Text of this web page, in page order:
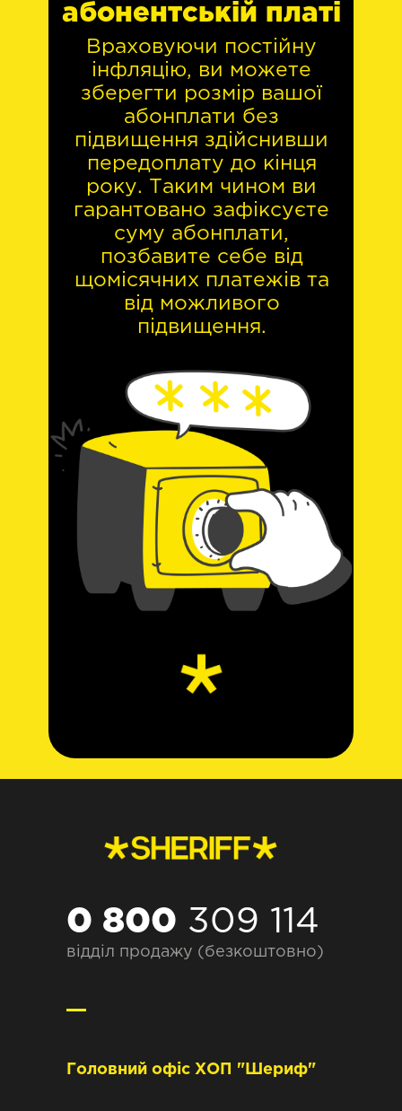
абонентській платі
Враховуючи постійну
інфляцію, ви можете
зберегти розмір вашої
абонплати без
підвищення здійснивши
передоплату до кінця
року. Таким чином ви
гарантовано зафіксуєте
суму абонплати,
позбавите себе від
щомісячних платежів та
від можливого
підвищення.
0 800 309 114
Головний офіс ХОП "Шериф"
відділ продажу (безкоштовно)